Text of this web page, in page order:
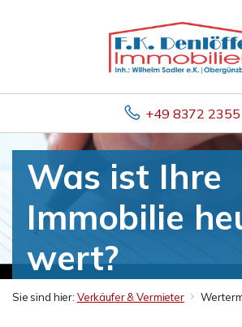
+49 8372 2355
Was ist Ihre
Immobilie
wert?
Sie sind hier: Verkäufer & Vermieter